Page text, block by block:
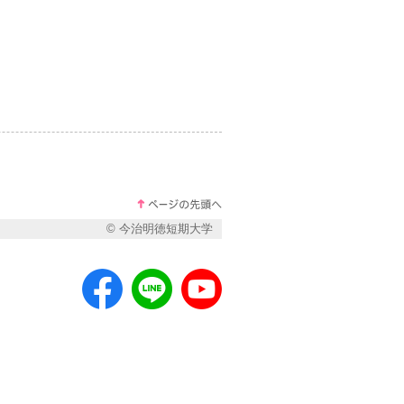
© 今治明徳短期大学